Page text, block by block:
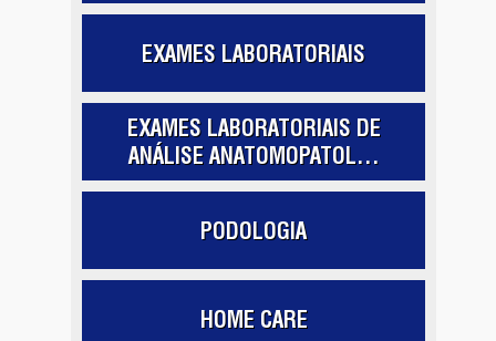
EXAMES LABORATORIAIS
EXAMES LABORATORIAIS DE
ANÁLISE ANATOMOPATOL...
PODOLOGIA
HOME CARE